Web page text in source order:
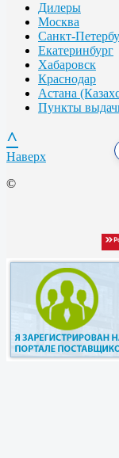
Дилеры
Москва
Санкт-
Екатеринбург
Хабаровск
Краснодар
Астана
Пункты
^
Наверх
©